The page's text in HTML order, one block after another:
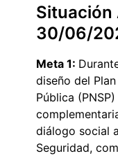
Situación
30/06/
Meta 1:
diseño del
Pública
diálogo social
Seguridad,